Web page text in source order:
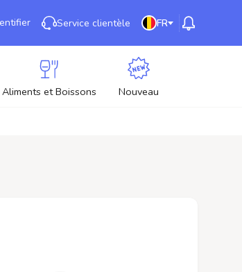
Service clientèle FR
Aliments et Boissons Nouveau